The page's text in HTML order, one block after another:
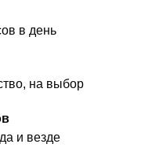
в день
на выбор
и везде